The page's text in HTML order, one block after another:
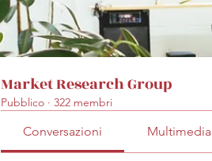
Market Research Group
Pubblico · 322 membri
Conversazioni Multimedia